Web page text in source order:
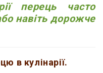
перець часто
навіть дорожче
в кулінарії.